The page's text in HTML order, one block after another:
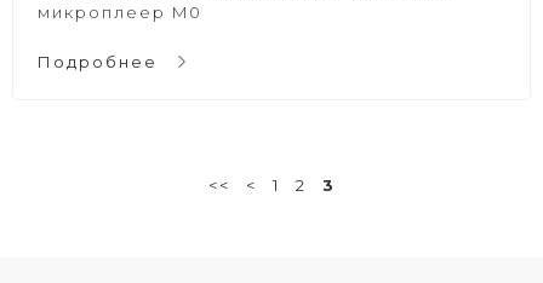
микроплеер M0
Подробнее
<< < 1 2 3